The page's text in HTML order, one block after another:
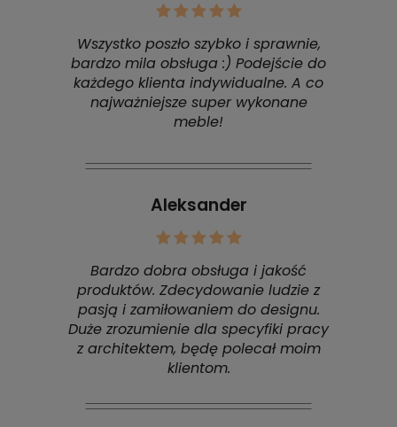
Wszystko poszło szybko i sprawnie,
bardzo mila obsługa :) Podejście do
każdego klienta indywidualne. A co
najważniejsze super wykonane
meble!
Aleksander
Bardzo dobra obsługa i jakość
produktów. Zdecydowanie ludzie z
pasją i zamiłowaniem do designu.
Duże zrozumienie dla specyfiki pracy
z architektem, będę polecał moim
klientom.